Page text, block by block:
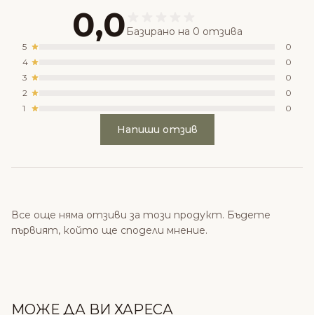
0,0 Базирано на 0 отзива
5
0
4
0
3
0
2
0
1
0
Напиши отзив
Все още няма отзиви за този продукт. Бъдете
първият, който ще сподели мнение.
МОЖЕ ДА ВИ ХАРЕСА